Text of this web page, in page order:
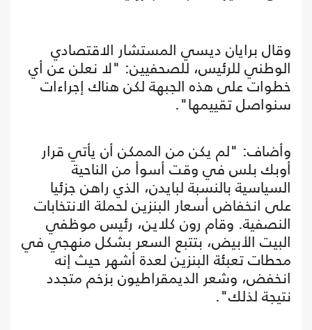
وقال برايان ديسي المستشار الاقتصادي
الوطني للرئيس، للصحفيين: "لا نعلن عن أي
خطوات على هذه الجبهة لكن هناك إجراءات
سنواصل تقييمها".
وأضاف: "لم يكن من الممكن أن يأتي قرار
أوبك بلس في وقت أسوأ من الناحية
السياسية بالنسبة لبايدن، الذي راهن جزئيا
على انخفاض أسعار البنزين لحملة الانتخابات
النصفية. وقام رون كلاين، رئيس موظفي
البيت الأبيض، بتتبع السعر بشكل منهجي في
محطات تعبئة البنزين لعدة أشهر حيث إنه
انخفض، وشعر الديمقراطيون بزخم متجدد
نتيجة لذلك".